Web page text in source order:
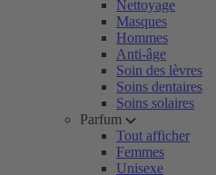
Nettoyage
Masques
Hommes
Anti-âge
Soin des lèvres
Soins dentaires
Soins solaires
Parfum
Tout afficher
Femmes
Unisexe